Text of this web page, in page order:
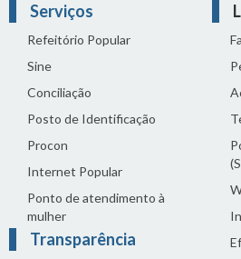
Serviços
Refeitório Popular
Sine
Conciliação
Posto de Identificação
Procon
Internet Popular
Ponto de atendimento à
mulher
Transparência